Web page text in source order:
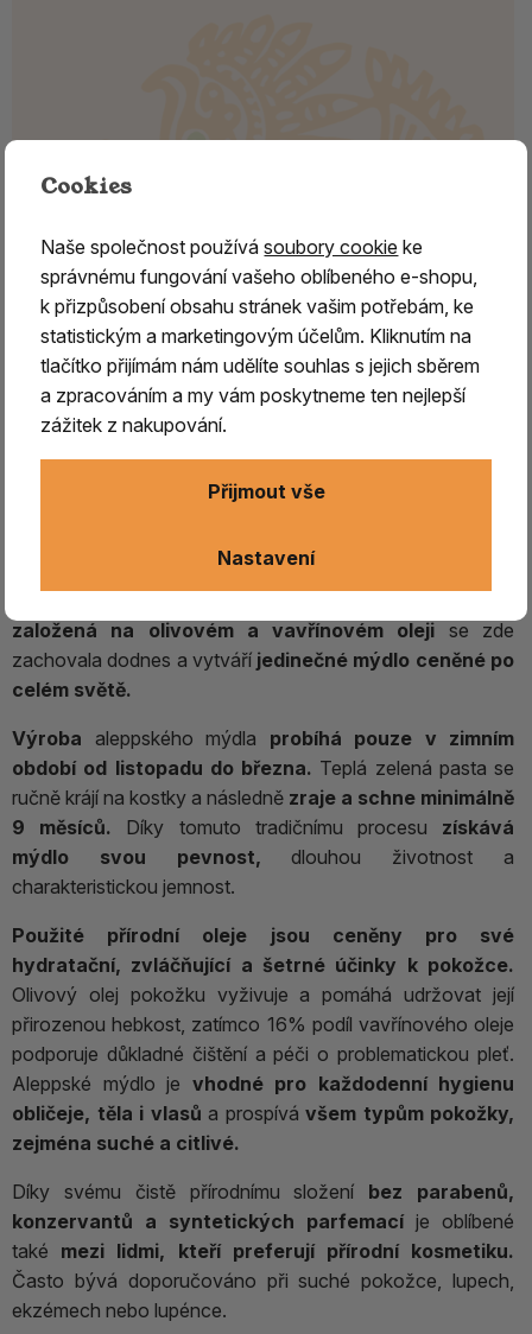
Mýdlo z Aleppa s olivovým a 16%
vavřínovým olejem
Tradiční aleppské mýdlo s olivovým a vavřínovým
světě a jeho historie sahá více než 4000 let zpět do
založená na olivovém a vavřínovém oleji se zde
zachovala dodnes a vytváříjedinečné mýdlo ceněné po
celém světě.
Výroba aleppského mýdla probíhá pouze v zimním
období od listopadu do března. Teplá zelená pasta se
ručně krájí na kostky a následně zraje a schne minimálně
9 měsíců. Díky tomuto tradičnímu procesu získává
mýdlo svou pevnost,dlouhou životnost a
charakteristickou jemnost.
Použité přírodní oleje jsou ceněny pro své
hydratační, zvláčňující a šetrné účinky k pokožce.
Olivový olej pokožku vyživuje a pomáhá udržovat její
přirozenou hebkost, zatímco 16% podíl vavřínového oleje
podporuje důkladné čištění a péči o problematickou pleť.
Aleppské mýdlo je vhodné pro každodenní hygienu
obličeje, těla i vlasů a prospívá všem typům pokožky,
zejména suché a citlivé.
Díky svému čistě přírodnímu složení bez parabenů,
konzervantů a syntetických parfemací je oblíbené
také mezi lidmi, kteří preferují přírodní kosmetiku.
Často bývá doporučováno při suché pokožce, lupech,
ekzémech nebo lupénce.
Cookies
Naše společnost používásoubory cookie ke
správnému fungování vašeho oblíbeného e-shopu,
k přizpůsobení obsahu stránek vašim potřebám, ke
statistickým a marketingovým účelům. Kliknutím na
tlačítko přijímám nám udělíte souhlas s jejich sběrem
a zpracováním a my vám poskytneme ten nejlepší
zážitek z nakupování.
Nastavení
Přijmout vše